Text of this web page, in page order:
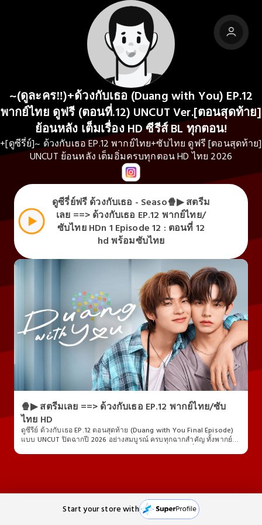
~(ดูละคร‼️)+ด้วงกับเธอ (Duang with You) EP.12
พากย์ไทย ดูฟรี (ตอนที่.12) UNCUT Ver.[ตอนสุดท้าย]
ย้อนหลัง เต็มเรื่อง HD ซีรีส์ BL ทุกตอน!
+[ดูซีรี่ย์]~ ด้วงกับเธอ EP.12 พากย์ไทย+ซับไทย ดูฟรี [ตอนสุดท้าย]
UNCUT ย้อนหลัง เต็มอิ่มครบทุกตอน HD ไทย 2026
ดูซีรี่ย์ฟรี ด้วงกับเธอ - Seaso🍿▶ สตรีม
เลย ==> ด้วงกับเธอ EP.12 พากย์ไทย/
ซับไทย HDn 1 Episode 12 : ตอนที่ 12
hd พร้อมซับไทย
ดูซีรี่ย์ฟรี ด้วงกับเธอ - Seaso🍿▶ สตรีมเลย ==> ด้วงกับ
เธอ EP.12 พากย์ไทย/ซับไทย HDn 1 Episode 12 : ตอนที่ 12
hd พร้อมซับไทย
+💕ดูซีรีย์ ด้วงกับเธอ (Duang with You) EP.12 [ตอนสุดท้าย] แบบ
UNCUT ดูฟรีครบทุกฉาก พากย์ไทย/ซับไทย ออนไลน์เต็มเรื่อง ออก
อากาศวันที่ 18 เมษายน 2026 เวลา 20:30 น. ดูได้ที่ One 31, oneD
เท่านั้น #ด้วงกับเธอep5 #DuangwithYouep5
Check it out
🍿▶ สตรีมเลย ==> ด้วงกับเธอ EP.12 พากย์ไทย/ซับ
ไทย HD
ดูซีรี่ย์ ด้วงกับเธอ EP.12 ตอนสุดท้าย (Duang with You Final Episode)
แบบ UNCUT ปิดฉากปี 2026 อย่างสมบูรณ์ ครบทุกฉากสำคัญ ทั้งพากย์